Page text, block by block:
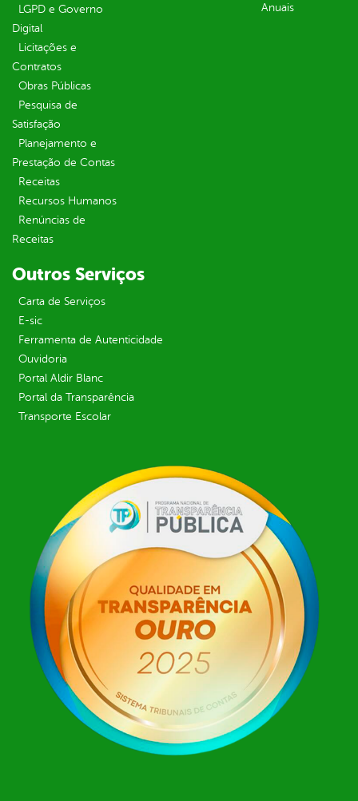
LGPD e Governo
Digital
Licitações e
Contratos
Obras Públicas
Pesquisa de
Satisfação
Planejamento e
Prestação de Contas
Receitas
Recursos Humanos
Renúncias de
Receitas
Anuais
Outros Serviços
Carta de Serviços
E-sic
Ferramenta de Autenticidade
Ouvidoria
Portal Aldir Blanc
Portal da Transparência
Transporte Escolar